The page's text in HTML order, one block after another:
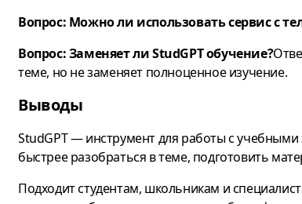
Вопрос: Можно ли использовать сервис с
Вопрос: Заменяет ли StudGPT обучение?
теме, но не заменяет полноценное изучение.
Выводы
StudGPT — инструмент для работы с
быстрее разобраться в теме, подготовить
Подходит студентам, школьникам и